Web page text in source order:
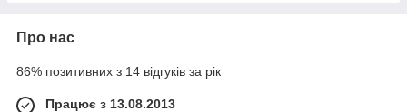
Про нас
86% позитивних з 14 відгуків за рік
Працює з 13.08.2013